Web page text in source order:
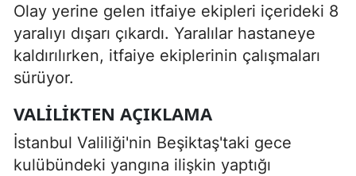
Olay yerine gelen itfaiye ekipleri içerideki 8
yaralıyı dışarı çıkardı. Yaralılar hastaneye
kaldırılırken, itfaiye ekiplerinin çalışmaları
sürüyor.
VALİLİKTEN AÇIKLAMA
İstanbul Valiliği'nin Beşiktaş'taki gece
kulübündeki yangına ilişkin yaptığı